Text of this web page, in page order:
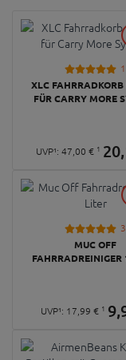
1
XLC
FÜR CARRY MORE
UVP¹: 47, 00 € 1 20,
3
MUC OFF
FAHRRADREINIGER
UVP¹: 17, 99 € 1 9,